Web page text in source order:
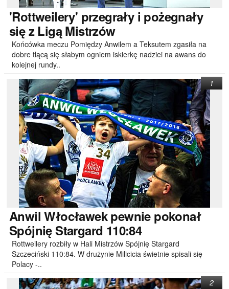
'Rottweilery' przegrały i pożegnały
się z Ligą Mistrzów
Końcówka meczu Pomiędzy Anwilem a Teksutem zgasiła na
dobre tlącą się słabym ogniem iskierkę nadziei na awans do
kolejnej rundy..
Anwil Włocławek pewnie pokonał
Spójnię Stargard 110:84
Rottweilery rozbiły w Hali Mistrzów Spójnię Stargard
Szczeciński 110:84. W drużynie Milicicia świetnie spisali się
Polacy -..
1
2